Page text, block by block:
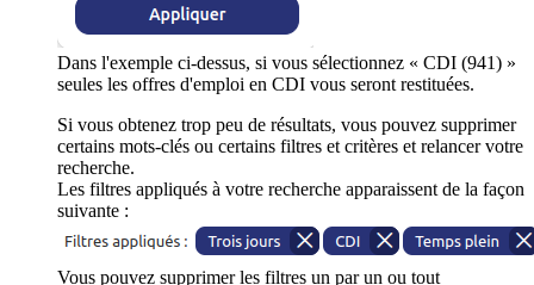
Dans l'exemple ci-dessus, si vous sélectionnez « CDI (941) »
seules les offres d'emploi en CDI vous seront restituées.
Si vous obtenez trop peu de résultats, vous pouvez supprimer
certains mots-clés ou certains filtres et critères et relancer votre
recherche.
Les filtres appliqués à votre recherche apparaissent de la façon
suivante :
Vous pouvez supprimer les filtres un par un ou tout